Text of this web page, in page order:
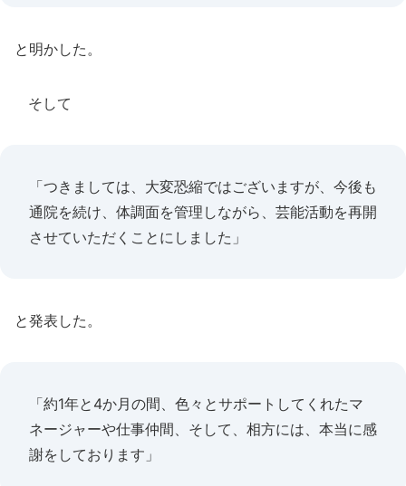
と明かした。
そして
「つきましては、大変恐縮ではございますが、今後も
通院を続け、体調面を管理しながら、芸能活動を再開
させていただくことにしました」
と発表した。
「約1年と4か月の間、色々とサポートしてくれたマ
ネージャーや仕事仲間、そして、相方には、本当に感
謝をしております」